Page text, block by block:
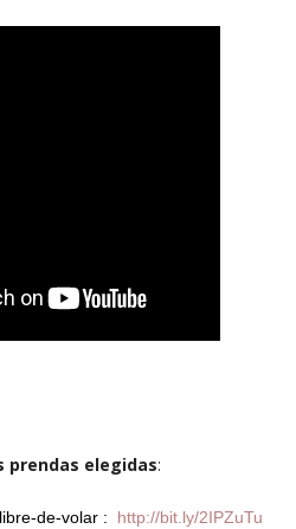
prendas elegidas:
de-volar : http://bit.ly/2IPZuTu